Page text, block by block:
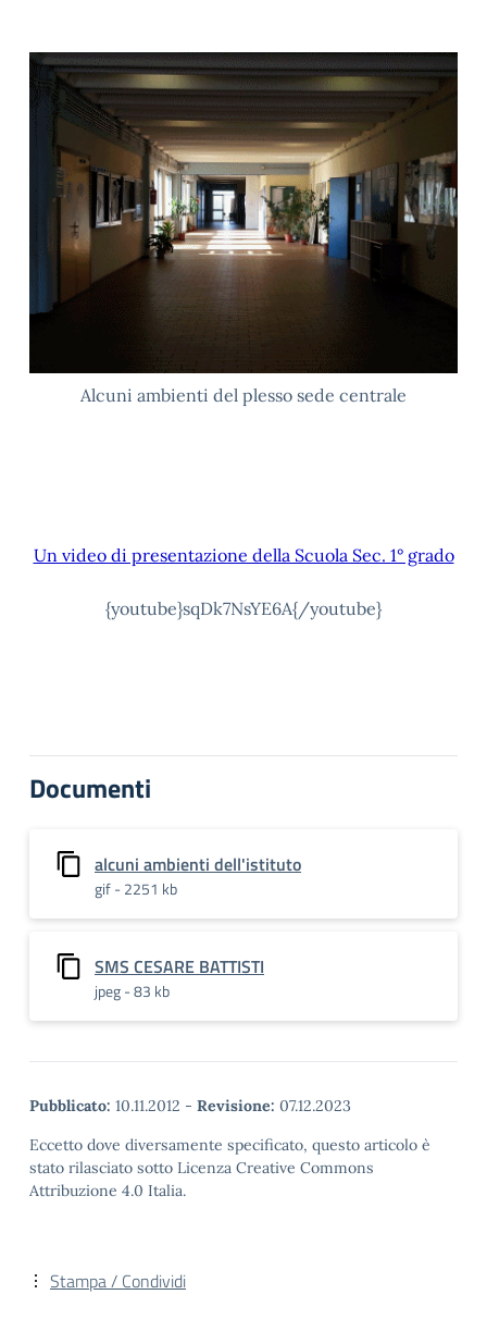
Alcuni ambienti del plesso sede centrale
Un video di presentazione della Scuola Sec. 1° grado
{youtube}sqDk7NsYE6A{/youtube}
Documenti
alcuni ambienti dell'istituto
gif - 2251 kb
SMS CESARE BATTISTI
jpeg - 83 kb
Pubblicato: 10.11.2012 - Revisione: 07.12.2023
Eccetto dove diversamente specificato, questo articolo è
stato rilasciato sotto Licenza Creative Commons
Attribuzione 4.0 Italia.
Stampa / Condividi